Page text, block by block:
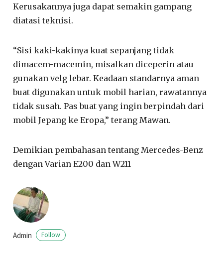
Kerusakannya juga dapat semakin gampang
diatasi teknisi.
“Sisi kaki-kakinya kuat sepanjang tidak
dimacem-macemin, misalkan diceperin atau
gunakan velg lebar. Keadaan standarnya aman
buat digunakan untuk mobil harian, rawatannya
tidak susah. Pas buat yang ingin berpindah dari
mobil Jepang ke Eropa,” terang Mawan.
Demikian pembahasan tentang Mercedes-Benz
dengan Varian E200 dan W211
Admin Follow